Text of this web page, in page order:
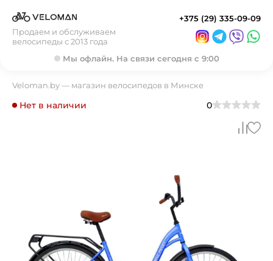
Продаем и обслуживаем
велосипеды с 2013 года
+375 (29) 335-09-09
Мы офлайн. На связи сегодня с 9:00
Veloman.by — магазин велосипедов в Минске
Нет в наличии 0